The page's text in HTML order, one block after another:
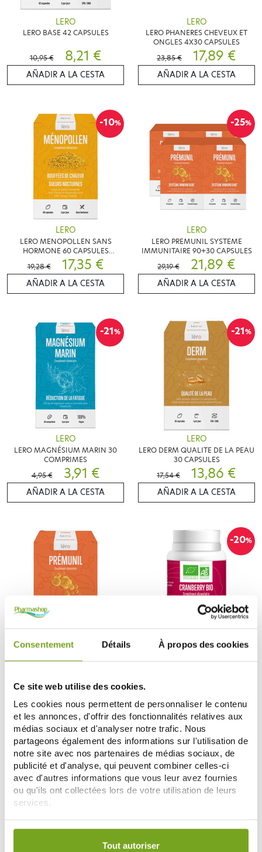
Consentement Détails À propos des cookies
Ce site web utilise des cookies.
Les cookies nous permettent de personnaliser le contenu
et les annonces, d'offrir des fonctionnalités relatives aux
médias sociaux et d'analyser notre trafic. Nous
partageons également des informations sur l'utilisation de
notre site avec nos partenaires de médias sociaux, de
publicité et d'analyse, qui peuvent combiner celles-ci
avec d'autres informations que vous leur avez fournies
ou qu'ils ont collectées lors de votre utilisation de leurs
services.
Votre choix de consentement est conservé pendant une
Tout autoriser
LERO
LERO BASE 42 CAPSULES
10,95 € 8,21 €
AÑADIR A LA CESTA
LERO
LERO PHANERES CHEVEUX ET
ONGLES 4X30 CAPSULES
23,85 €
17,89 €
AÑADIR A LA CESTA
-10%
LERO
LERO MENOPOLLEN SANS
HORMONE 60 CAPSULES
BOUFFEES DE CHALEUR
19,28 € 17,35 €
AÑADIR A LA CESTA
-25%
LERO
LERO PREMUNIL SYSTEME
IMMUNITAIRE 90+30 CAPSULES
29,19 €
21,89 €
AÑADIR A LA CESTA
-21%
LERO
LERO MAGNÉSIUM MARIN 30
COMPRIMES
4,95 €
3,91 €
AÑADIR A LA CESTA
-21%
LERO
LERO DERM QUALITE DE LA PEAU
30 CAPSULES
17,54 €
13,86 €
AÑADIR A LA CESTA
LERO
LERO PREMUNIL SYSTEME
13,16 €
AÑADIR A LA CESTA
-20%
LERO
AÑADIR A LA CESTA
-20 -25